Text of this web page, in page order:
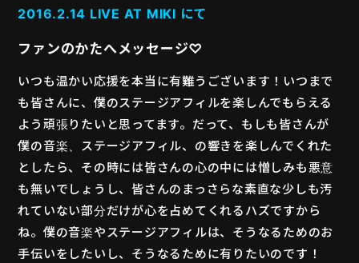
ELECTONE CONCERT
PIANO RECITAL
MOVIE
PLAYERS
2016.2.14 LIVE AT MIKI にて
ファンのかたへメッセージ♡
いつも温かい応援を本当に有難うございます！いつまで
も皆さんに、僕のステージアフィルを楽しんでもらえる
よう頑張りたいと思ってます。だって、もしも皆さんが
僕の音楽、ステージアフィル、の響きを楽しんでくれた
としたら、その時には皆さんの心の中には憎しみも悪意
も無いでしょうし、皆さんのまっさらな素直な少しも汚
れていない部分だけが心を占めてくれるハズですから
ね。僕の音楽やステージアフィルは、そうなるためのお
手伝いをしたいし、そうなるために有りたいのです！